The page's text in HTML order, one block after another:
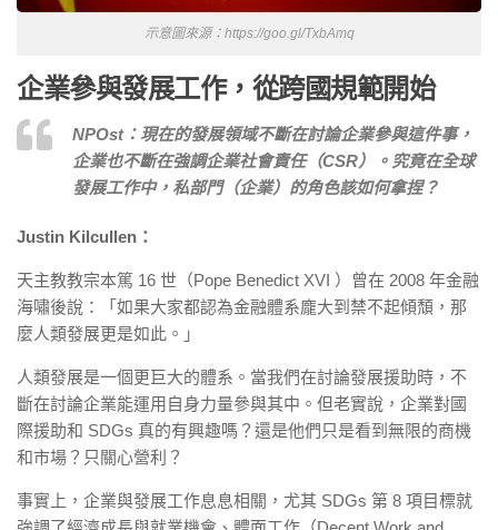
示意圖來源：https://goo.gl/TxbAmq
企業參與發展工作，從跨國規範開始
NPOst：現在的發展領域不斷在討論企業參與這件事，
企業也不斷在強調企業社會責任（CSR）。究竟在全球
發展工作中，私部門（企業）的角色該如何拿捏？
Justin Kilcullen：
天主教教宗本篤 16 世（Pope Benedict XVI ）曾在 2008 年金融
海嘯後說：「如果大家都認為金融體系龐大到禁不起傾頹，那
麼人類發展更是如此。」
人類發展是一個更巨大的體系。當我們在討論發展援助時，不
斷在討論企業能運用自身力量參與其中。但老實說，企業對國
際援助和 SDGs 真的有興趣嗎？還是他們只是看到無限的商機
和市場？只關心營利？
事實上，企業與發展工作息息相關，尤其 SDGs 第 8 項目標就